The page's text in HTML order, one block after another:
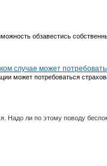
обзавестись
случае может
может потребоваться
ли по этому поводу